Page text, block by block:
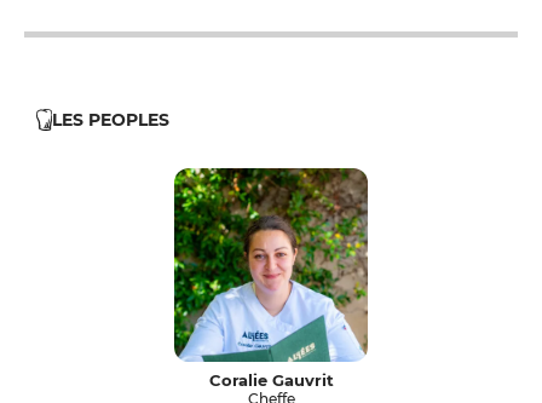
LES PEOPLES
Coralie Gauvrit
Cheffe